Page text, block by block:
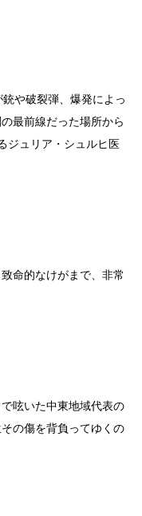
や破裂弾、爆発によっ
最前線だった場所から
ジュリア・シュルヒ医
命的なけがまで、非常
呟いた中東地域代表の
の傷を背負ってゆくの